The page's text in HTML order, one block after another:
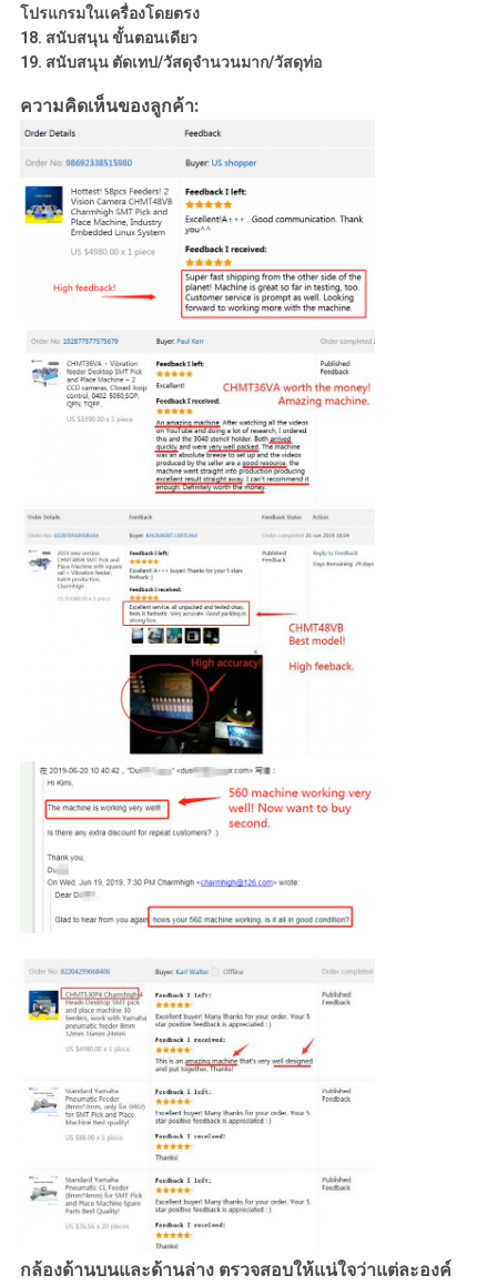
โปรแกรมในเครื่องโดยตรง
18. สนับสนุนขั้นตอนเดียว
19. สนับสนุน ตัดเทป/วัสดุจำนวนมาก/วัสดุท่อ
ความคิดเห็นของลูกค้า:
กล้องด้านบนและด้านล่าง ตรวจสอบให้แน่ใจว่าแต่ละองค์